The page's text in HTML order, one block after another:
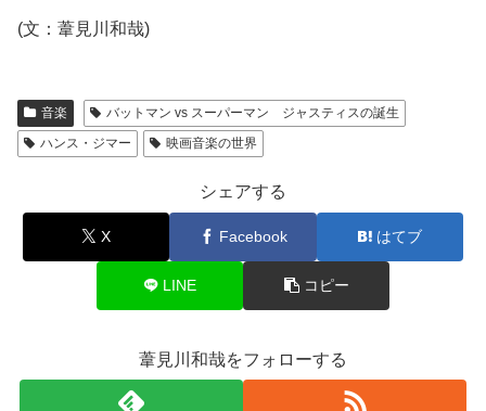
(文：葦見川和哉)
音楽
バットマン vs スーパーマン ジャスティスの誕生
ハンス・ジマー
映画音楽の世界
シェアする
X Facebook はてブ
LINE コピー
葦見川和哉をフォローする